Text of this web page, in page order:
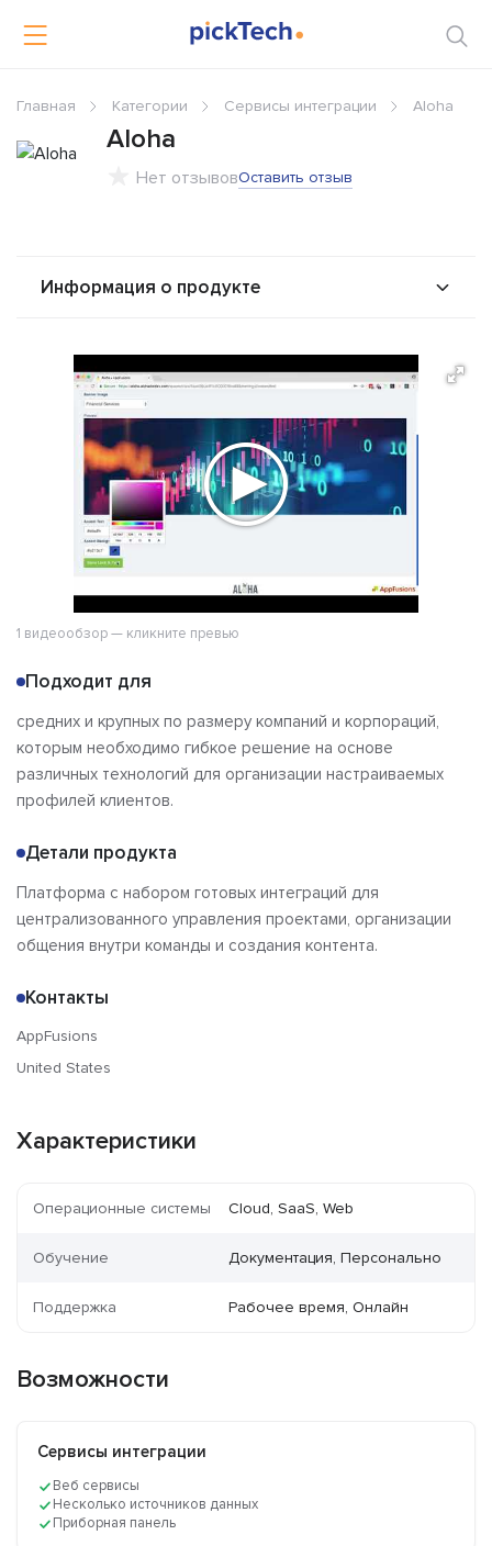
Главная Категории Сервисы интеграции Aloha
Aloha
Нет отзывовОставить отзыв
Информация о продукте
Альтернативы
Сравнения
Отзывы
1 видеообзор — кликните превью
Подходит для
средних и крупных по размеру компаний и корпораций,
которым необходимо гибкое решение на основе
различных технологий для организации настраиваемых
профилей клиентов.
Детали продукта
Платформа с набором готовых интеграций для
централизованного управления проектами, организации
общения внутри команды и создания контента.
Контакты
AppFusions
United States
Характеристики
Операционные системы Cloud, SaaS, Web
Обучение Документация, Персонально
Поддержка Рабочее время, Онлайн
Возможности
Сервисы интеграции
Веб сервисы
Несколько источников данных
Приборная панель